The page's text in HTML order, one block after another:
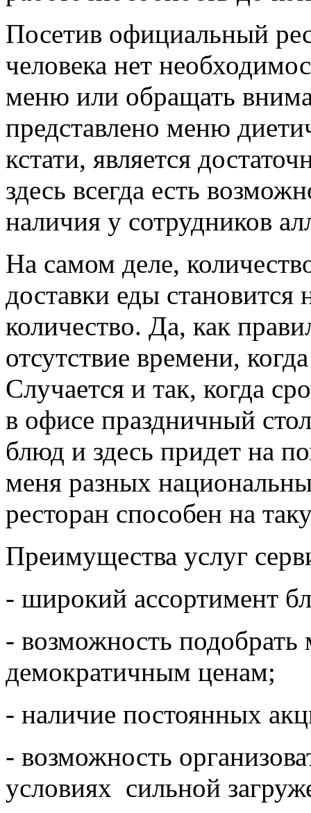
Посетив официальный
человека нет
меню или обращать
представлено меню
кстати, является
здесь всегда есть
наличия у сотрудников
На самом деле,
доставки еды
количество. Да, как
отсутствие времени,
Случается и так, когда
в офисе праздничный
блюд и здесь придет на
меня разных
ресторан способен на
Преимущества услуг
- широкий ассортимент
- возможность
демократичным ценам;
- наличие постоянных
- возможность
условиях сильной